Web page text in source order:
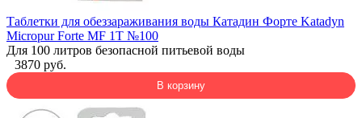
Таблетки для обеззараживания воды Катадин Форте Katadyn
Micropur Forte MF 1T №100
Для 100 литров безопасной питьевой воды
3870 руб.
В корзину